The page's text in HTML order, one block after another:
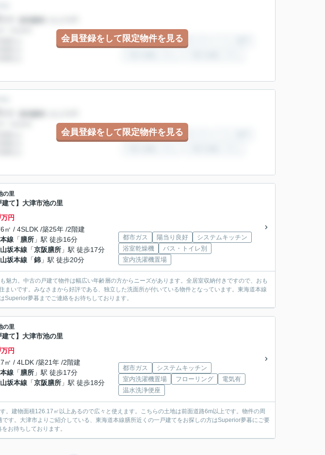
会員登録をして限定物件を見る
会員登録をして限定物件を見る
の里
建て】大津市池の里
万円
㎡ / 4SLDK /築25年 /2階建
線 「膳所 」駅 徒歩16分
坂本線 「京阪膳所 」駅 徒歩17分
坂本線 「錦 」駅 徒歩20分
都市ガス 陽当り良好
システムキッチン
浴室乾燥機
バス・トイレ別
室内洗濯機置場
魅力。中古の戸建て物件は幅広い年齢層の方からニーズがあります。全居室収納付きですので、おも
まいです。みなさまから好評である、独立した洗面所が付いている物件となっています。東海道本線
夢暮までご連絡をお待ちしております。
の里
建て】大津市池の里
万円
㎡ / 4LDK /築21年 /2階建
線 「膳所 」駅 徒歩17分
坂本線 「京阪膳所 」駅 徒歩18分
都市ガス
システムキッチン
室内洗濯機置場
フローリング
電気有
温水洗浄便座
。建物面積126.17㎡以上あるので広々と使えます。こちらの土地は前面道路6m以上です。物件の周
す。大津市よりご紹介している、東海道本線膳所近くの一戸建てをお探しの方はSuperior夢暮にご要
お待ちしております。